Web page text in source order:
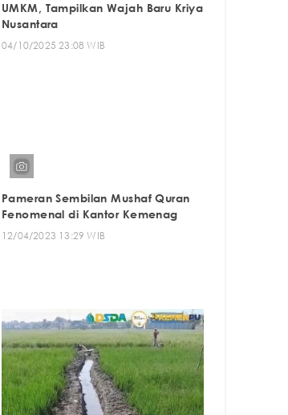
UMKM, Tampilkan Wajah Baru Kriya
Nusantara
04/10/2025 23:08 WIB
Pameran Sembilan Mushaf Quran
Fenomenal di Kantor Kemenag
12/04/2023 13:29 WIB